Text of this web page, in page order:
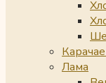
Лама